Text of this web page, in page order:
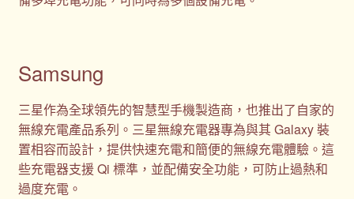
Samsung
三星作為全球領先的智慧型手機製造商，也推出了自家的
無線充電產品系列。三星無線充電器專為與其 Galaxy 裝
置相容而設計，提供快速充電和簡便的無線充電體驗。這
些充電器支援 Qi 標準，並配備安全功能，可防止過熱和
過度充電。